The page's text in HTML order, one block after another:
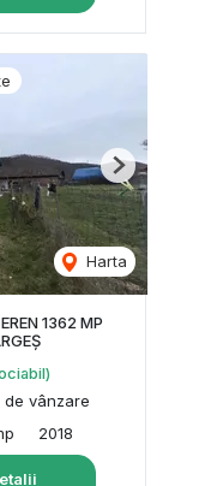
Harta
Next
1362 MP
vânzare
2018